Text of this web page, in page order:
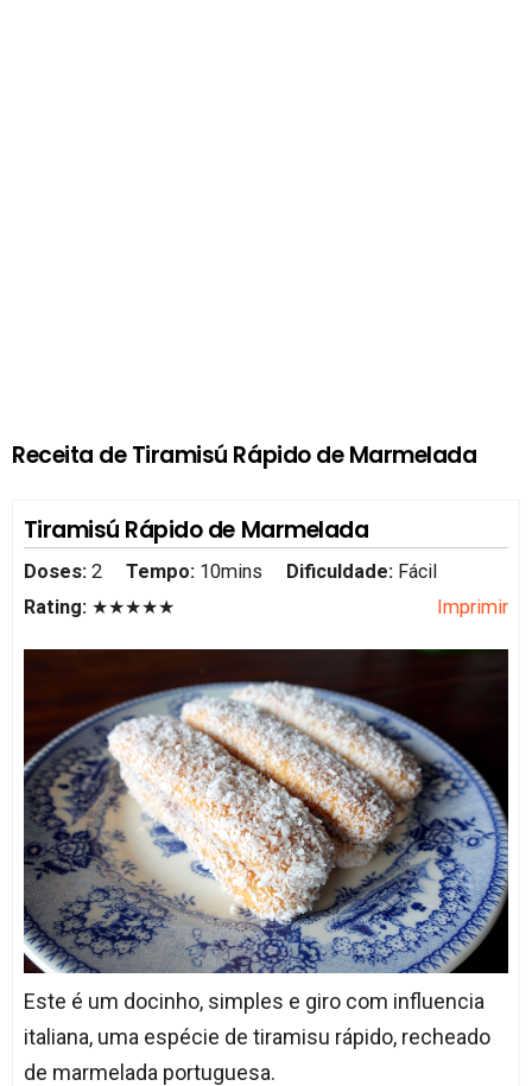
Receita de Tiramisú Rápido de Marmelada
Tiramisú Rápido de Marmelada
Doses: 2 Tempo: 10mins Dificuldade: Fácil
Rating: ★★★★★ Imprimir
Este é um docinho, simples e giro com influencia
italiana, uma espécie de tiramisu rápido, recheado
de marmelada portuguesa.